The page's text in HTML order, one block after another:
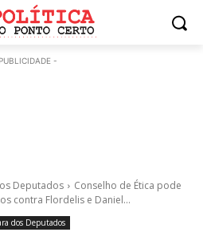
-
Deputados
Conselho de Ética pode
contra Flordelis e Daniel...
dos Deputados